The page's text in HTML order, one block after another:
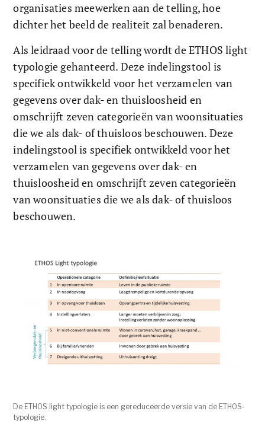
organisaties meewerken aan de telling, hoe
dichter het beeld de realiteit zal benaderen.
Als leidraad voor de telling wordt de ETHOS light
typologie gehanteerd. Deze indelingstool is
specifiek ontwikkeld voor het verzamelen van
gegevens over dak- en thuisloosheid en
omschrijft zeven categorieën van woonsituaties
die we als dak- of thuisloos beschouwen. Deze
indelingstool is specifiek ontwikkeld voor het
verzamelen van gegevens over dak- en
thuisloosheid en omschrijft zeven categorieën
van woonsituaties die we als dak- of thuisloos
beschouwen.
De ETHOS light typologie is een gereduceerde versie van de ETHOS-
typologie.